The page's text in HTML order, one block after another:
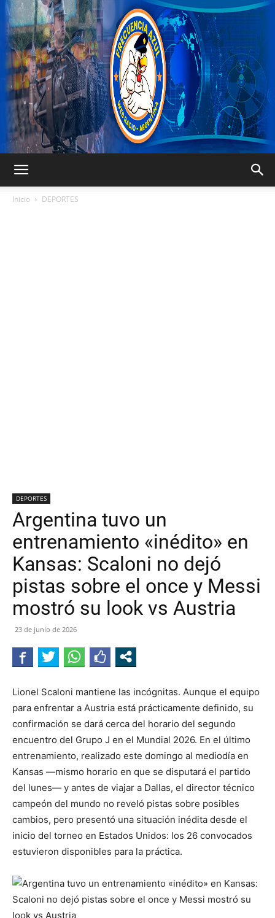
Inicio DEPORTES
DEPORTES
Argentina tuvo un
entrenamiento «inédito» en
Kansas: Scaloni no dejó
pistas sobre el once y Messi
mostró su look vs Austria
23 de junio de 2026
Lionel Scaloni mantiene las incógnitas. Aunque el equipo
para enfrentar a Austria está prácticamente definido, su
confirmación se dará cerca del horario del segundo
encuentro del Grupo J en el Mundial 2026. En el último
entrenamiento, realizado este domingo al mediodía en
Kansas —mismo horario en que se disputará el partido
del lunes— y antes de viajar a Dallas, el director técnico
campeón del mundo no reveló pistas sobre posibles
cambios, pero presentó una situación inédita desde el
inicio del torneo en Estados Unidos: los 26 convocados
estuvieron disponibles para la práctica.